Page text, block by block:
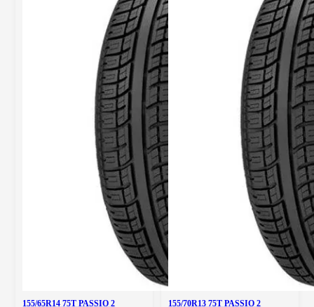
155/65R14 75T PASSIO 2 155/70R13 75T PASSIO 2